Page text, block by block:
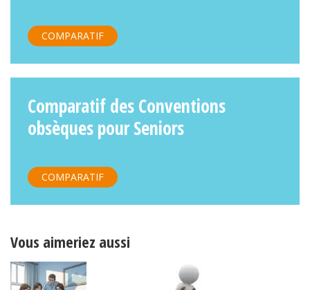
COMPARATIF
Comparatif des Conventions
obsèques pour Seniors
COMPARATIF
Vous aimeriez aussi